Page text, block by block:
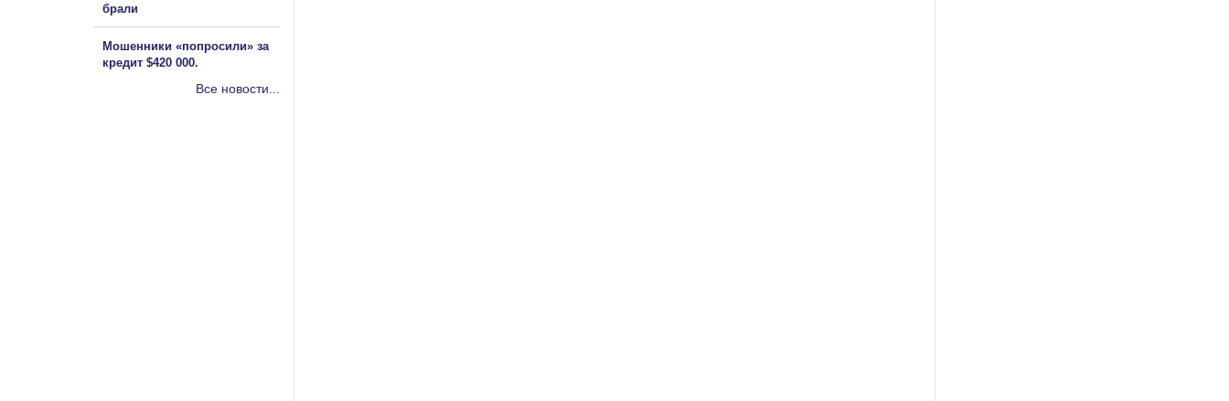
брали
Мошенники «попросили» за
кредит $420 000.
Все новости...